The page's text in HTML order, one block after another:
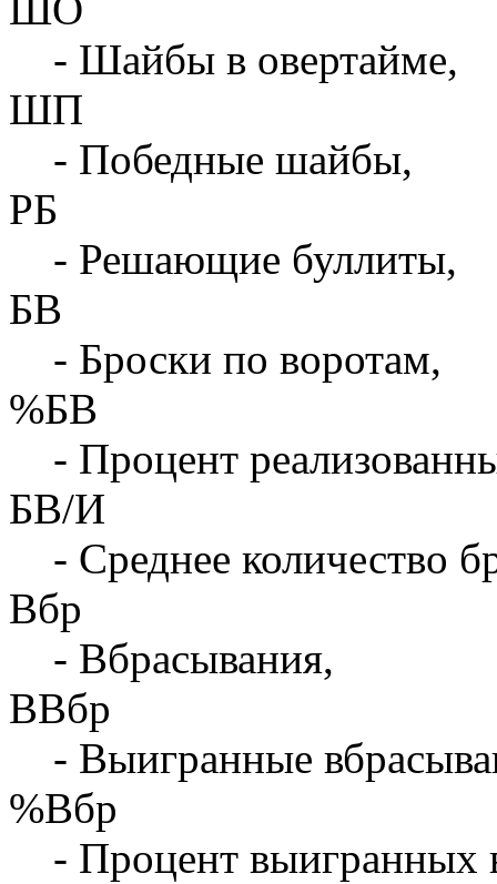
- Шайбы в овертайме,
ШП
- Победные шайбы,
РБ
- Решающие буллиты,
БВ
- Броски по воротам,
%БВ
- Процент
БВ/И
- Среднее количество
Вбр
- Вбрасывания,
ВВбр
- Выигранные
%Вбр
- Процент выигранных